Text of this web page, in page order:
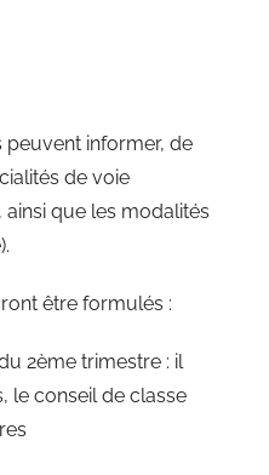
peuvent informer, de
de voie
que les modalités
être formulés :
2ème trimestre : il
le conseil de classe